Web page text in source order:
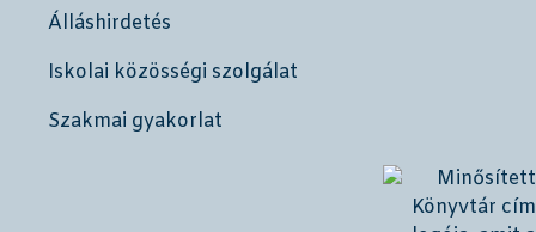
Álláshirdetés
Iskolai közösségi szolgálat
Szakmai gyakorlat